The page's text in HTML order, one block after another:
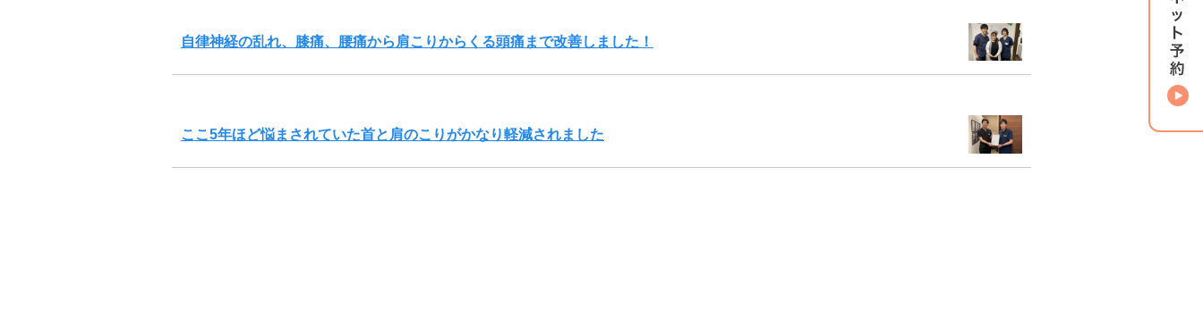
自律神経の乱れ、膝痛、腰痛から肩こりからくる頭痛まで改善しました！
ここ5年ほど悩まされていた首と肩のこりがかなり軽減されました